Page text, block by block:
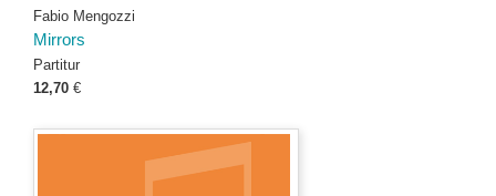
Fabio Mengozzi
Mirrors
Partitur
12,70 €